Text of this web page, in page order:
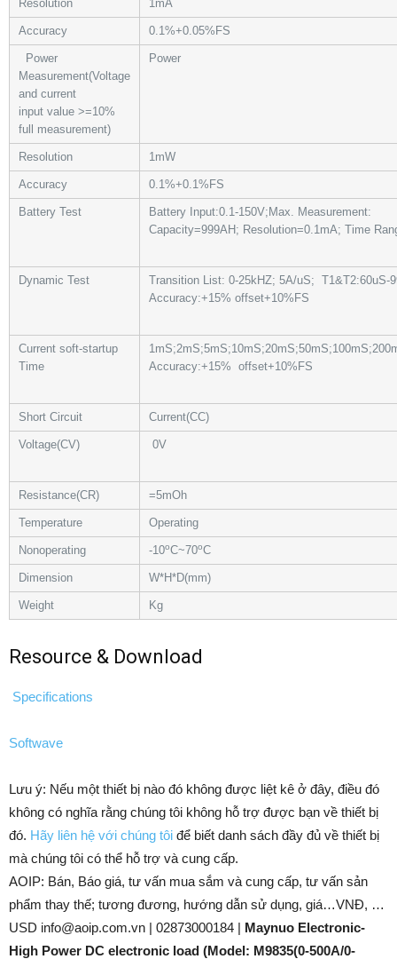
Resolution 1mA
Accuracy 0.1%+0.05%FS
Power
Measurement(Voltage
and current
input value >=10%
full measurement)
Power
Resolution 1mW
Accuracy 0.1%+0.1%FS
Battery Test
Battery Input:0.1-150V;Max. Measurement:
Capacity=999AH; Resolution=0.1mA; Time
Dynamic Test
Transition List: 0-25kHZ; 5A/uS; T1&T2:60uS-
Accuracy:+15% offset+10%FS
Current soft-startup
Time
Accuracy:+15% offset+10%FS
Short Circuit Current(CC)
Voltage(CV) 0V
Resistance(CR) =5mOh
Temperature Operating
Nonoperating -10oC~70oC
Dimension W*H*D(mm)
Weight Kg
Resource & Download
Specifications
Softwave
Lưu ý: Nếu một thiết bị nào đó không được liệt kê ở đây, điều đó
không có nghĩa rằng chúng tôi không hỗ trợ được bạn về thiết bị
đó. Hãy liên hệ với chúng tôi để biết danh sách đầy đủ về thiết bị
mà chúng tôi có thể hỗ trợ và cung cấp.
AOIP: Bán, Báo giá, tư vấn mua sắm và cung cấp, tư vấn sản
phẩm thay thế; tương đương, hướng dẫn sử dụng, giá…VNĐ, …
USD info@aoip.com.vn | 02873000184 | Maynuo Electronic-
High Power DC electronic load (Model: M9835(0-500A/0-